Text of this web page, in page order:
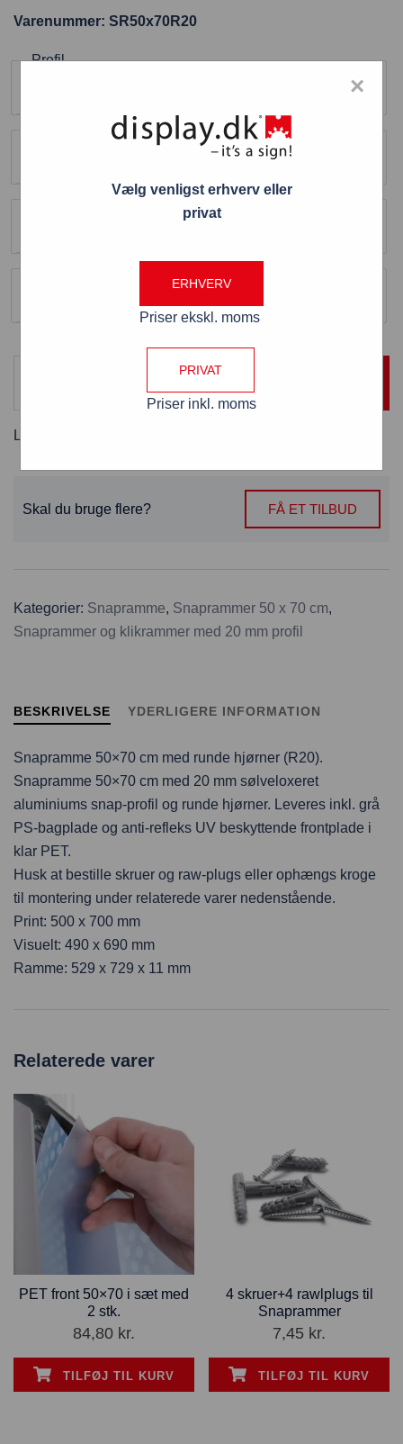
Varenummer: SR50x70R20
Profil
Levering:
Skal du bruge flere? FÅ ET TILBUD
Kategorier: Snapramme, Snaprammer 50 x 70 cm,
Snaprammer og klikrammer med 20 mm profil
BESKRIVELSE YDERLIGERE INFORMATION
Snapramme 50×70 cm med runde hjørner (R20).
Snapramme 50×70 cm med 20 mm sølveloxeret
aluminiums snap-profil og runde hjørner. Leveres inkl. grå
PS-bagplade og anti-refleks UV beskyttende frontplade i
klar PET.
Husk at bestille skruer og raw-plugs eller ophængs kroge
til montering under relaterede varer nedenstående.
Print: 500 x 700 mm
Visuelt: 490 x 690 mm
Ramme: 529 x 729 x 11 mm
Relaterede varer
PET front 50×70 i sæt med
2 stk.
84,80 kr.
TILFØJ TIL KURV
4 skruer+4 rawlplugs til
Snaprammer
7,45 kr.
TILFØJ TIL KURV
Vælg venligst erhverv eller
privat
ERHVERV
Priser ekskl. moms
PRIVAT
Priser inkl. moms
×